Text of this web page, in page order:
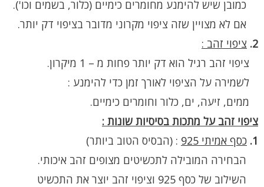
כמובן שיש להימנע מחומרים כימיים (כלור, בשמים וכו').
אם לא מצויין שזה ציפוי מקרוני מדובר בציפוי דק יותר.
2. ציפוי זהב :
ציפוי זהב רגיל הוא דק יותר פחות מ – 1 מיקרון.
לשמירה על הציפוי לאורך זמן כדי להימנע :
ממים, זיעה, ים, כלור וחומרים כימיים.
ציפוי זהב על מתכות בסיסיות שונות :
1. כסף אמיתי 925 : (הבסיס הטוב ביותר)
הבחירה המובילה לתכשיטים מצופים זהב איכותי.
השילוב של כסף 925 וציפוי זהב יוצר את התכשיט